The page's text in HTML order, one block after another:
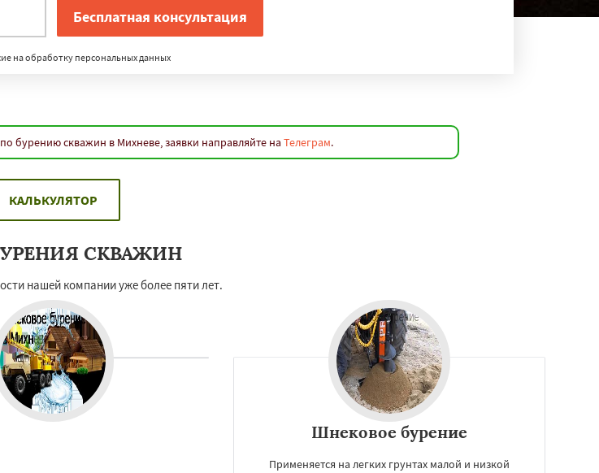
на обработку персональных данных
бурению скважин в Михневе, заявки направляйте на Телеграм.
КАЛЬКУЛЯТОР
СКВАЖИН
нашей компании уже более пяти лет.
Шнековое бурение
Применяется на легких грунтах малой и низкой